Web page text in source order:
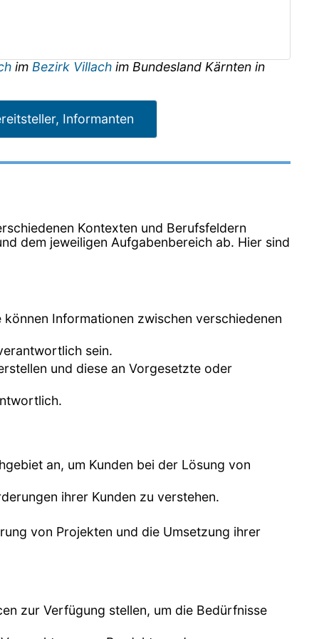
im Bezirk Villach im Bundesland Kärnten in
Informanten
Kontexten und Berufsfeldern
dem jeweiligen Aufgabenbereich ab. Hier sind
Informationen zwischen verschiedenen
sein.
und diese an Vorgesetzte oder
an, um Kunden bei der Lösung von
ihrer Kunden zu verstehen.
von Projekten und die Umsetzung ihrer
zur Verfügung stellen, um die Bedürfnisse